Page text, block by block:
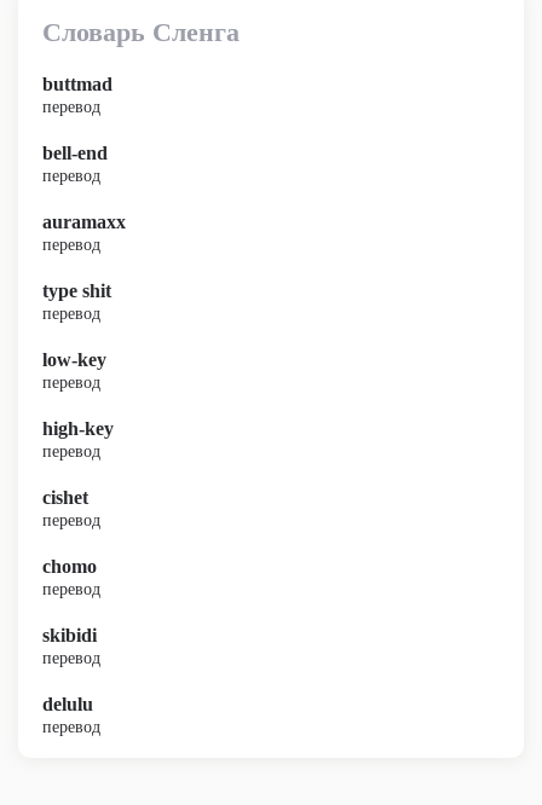
Словарь Сленга
buttmad
перевод
bell-end
перевод
auramaxx
перевод
type shit
перевод
low-key
перевод
high-key
перевод
cishet
перевод
chomo
перевод
skibidi
перевод
delulu
перевод